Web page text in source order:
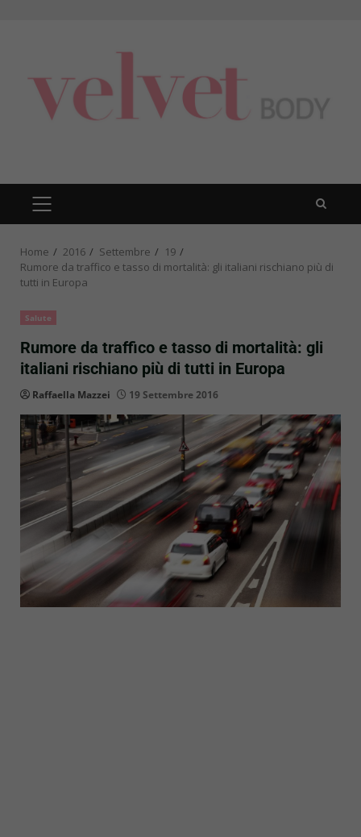
PRIMARY
MENU
Home 2016 Settembre
19
Rumore da traffico e tasso di mortalità: gli italiani rischiano più di
tutti in Europa
Salute
Rumore da traffico e tasso di mortalità: gli
italiani rischiano più di tutti in Europa
Raffaella Mazzei 19 Settembre 2016